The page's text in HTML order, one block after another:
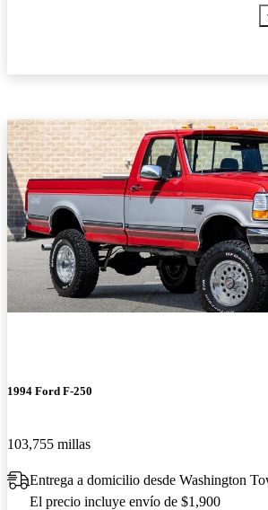
1994 Ford F-250
103,755 millas
Entrega a domicilio desde Washington
El precio incluye envío de $1,900